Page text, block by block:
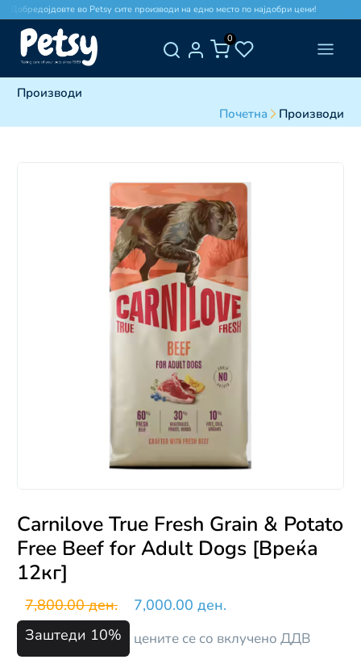
Добредојдовте во Petsy сите производи на едно место по најдобри цени!
0
Производи
Почетна
Производи
Carnilove True Fresh Grain & Potato
Free Beef for Adult Dogs [Вреќа
12кг]
7,800.00 ден.
7,000.00 ден.
Заштеди 10%
цените се со вклучено ДДВ